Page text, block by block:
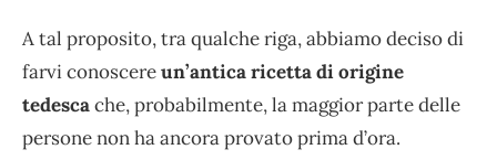
A tal proposito, tra qualche riga, abbiamo deciso di
farvi conoscereun’antica ricetta di origine
tedescache, probabilmente, la maggior parte delle
persone non ha ancora provato prima d’ora.